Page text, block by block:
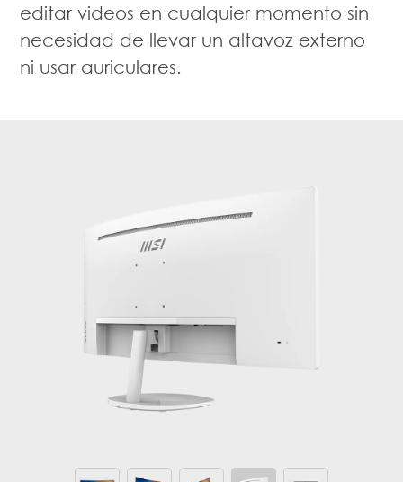
editar videos en cualquier momento sin
necesidad de llevar un altavoz externo
ni usar auriculares.